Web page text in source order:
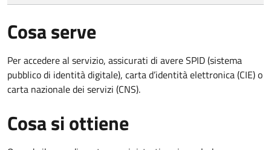
Cosa serve
Per accedere al servizio, assicurati di avere SPID (sistema
pubblico di identità digitale), carta d’identità elettronica (CIE) o
carta nazionale dei servizi (CNS).
Cosa si ottiene